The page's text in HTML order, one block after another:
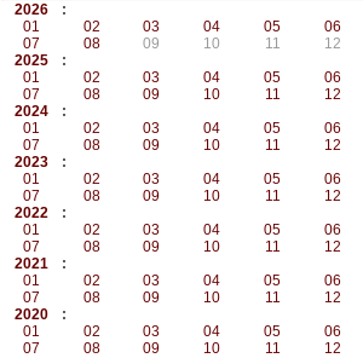
2026
:
01
02 03 04 05
06
07
08 09 10 11
12
2025
:
01
02 03 04 05
06
07
08 09 10 11
12
2024
:
01
02 03 04 05
06
07
08 09 10 11
12
2023
:
01
02 03 04 05
06
07
08 09 10 11
12
2022
:
01
02 03 04 05
06
07
08 09 10 11
12
2021
:
01
02 03 04 05
06
07
08 09 10 11
12
2020
:
01
02 03 04 05
06
07
08 09 10 11
12